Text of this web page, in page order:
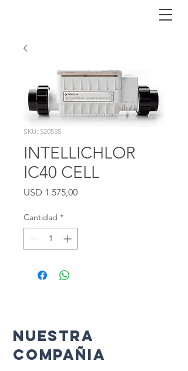
SKU: 520555
INTELLICHLOR
IC40 CELL
USD 1 575,00Precio
Cantidad *
NUESTRA
COMPAÑia